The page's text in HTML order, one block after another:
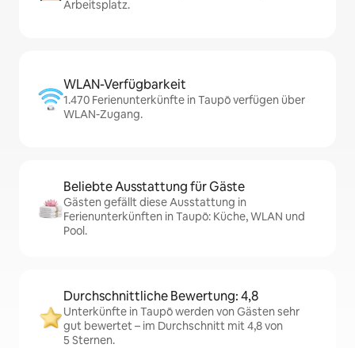
Arbeitsplatz.
WLAN-Verfügbarkeit
1.470 Ferienunterkünfte in Taupō verfügen über
WLAN-Zugang.
Beliebte Ausstattung für Gäste
Gästen gefällt diese Ausstattung in
Ferienunterkünften in Taupō: Küche, WLAN und
Pool.
Durchschnittliche Bewertung: 4,8
Unterkünfte in Taupō werden von Gästen sehr
gut bewertet – im Durchschnitt mit 4,8 von
5 Sternen.